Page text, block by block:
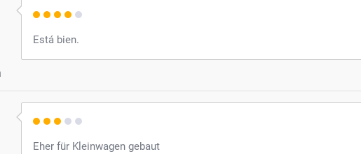
Está bien.
Eher für Kleinwagen gebaut